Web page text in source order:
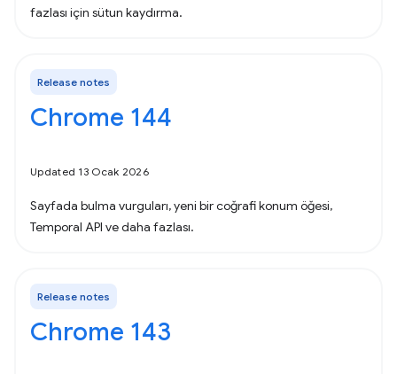
fazlası için sütun kaydırma.
Release notes
Chrome 144
Updated 13 Ocak 2026
Sayfada bulma vurguları, yeni bir coğrafi konum öğesi,
Temporal API ve daha fazlası.
Release notes
Chrome 143